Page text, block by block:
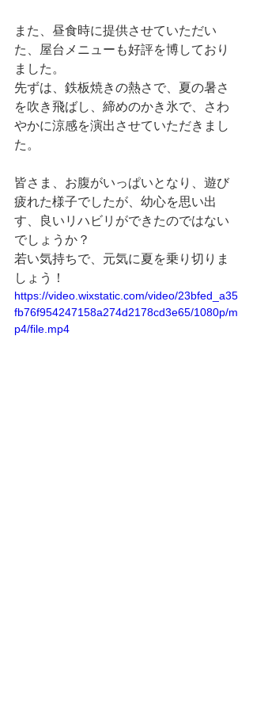
また、昼食時に提供させていただい
た、屋台メニューも好評を博しており
ました。
先ずは、鉄板焼きの熱さで、夏の暑さ
を吹き飛ばし、締めのかき氷で、さわ
やかに涼感を演出させていただきまし
た。
皆さま、お腹がいっぱいとなり、遊び
疲れた様子でしたが、幼心を思い出
す、良いリハビリができたのではない
でしょうか？
若い気持ちで、元気に夏を乗り切りま
しょう！
https://video.wixstatic.com/video/23bfed_a35
fb76f954247158a274d2178cd3e65/1080p/m
p4/file.mp4